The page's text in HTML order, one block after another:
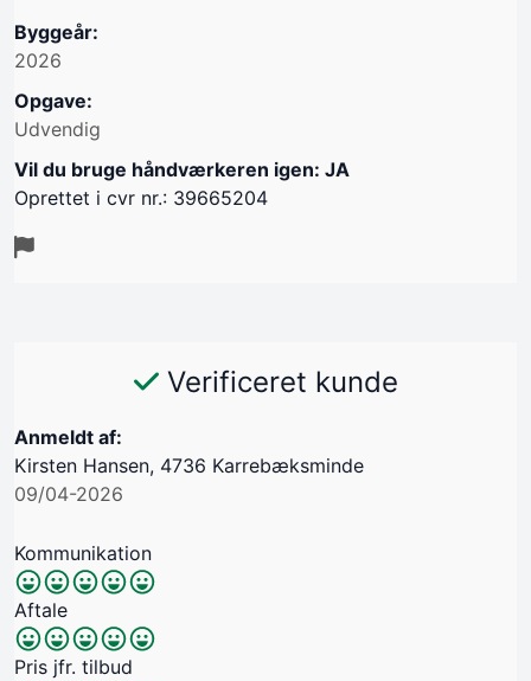
Byggeår:
2026
Opgave:
Udvendig
Vil du bruge håndværkeren igen: JA
Oprettet i cvr nr.: 39665204
Verificeret kunde
Anmeldt af:
Kirsten Hansen, 4736 Karrebæksminde
09/04-2026
Kommunikation
Aftale
Pris jfr. tilbud